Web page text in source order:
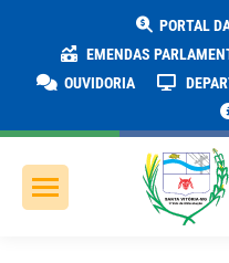
PORTAL
EMENDAS
OUVIDORIA